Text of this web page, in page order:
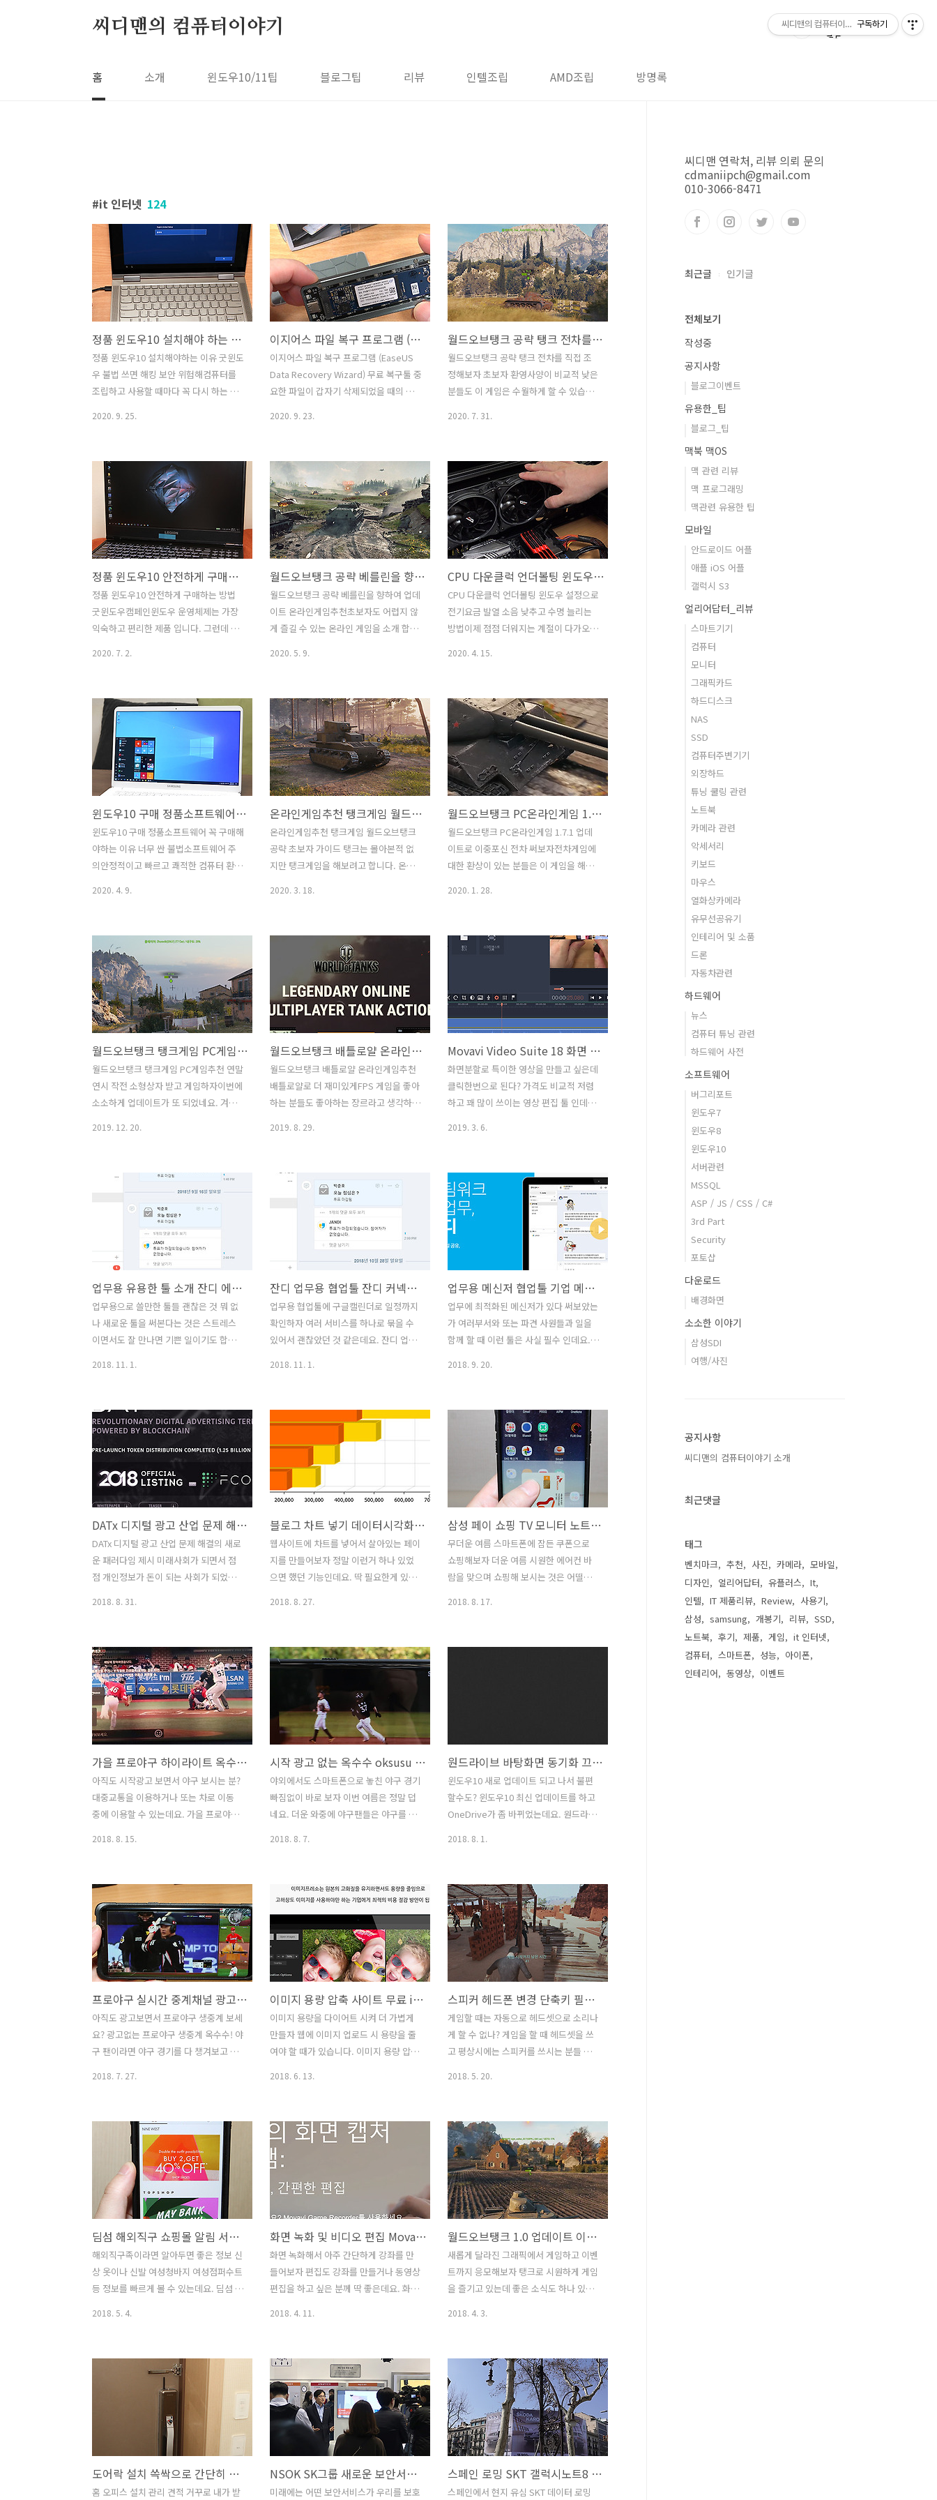
씨디맨의 컴퓨터이야기
홈 소개 윈도우10/11팁 블로그팁 리뷰 인텔조립 AMD조립 방명록
it 인터넷 124
정품 윈도우10 설치해야 하는 이유 굿윈도우 불법 쓰면 해킹 보안 위험해
정품 윈도우10 설치해야하는 이유 굿윈도
우 불법 쓰면 해킹 보안 위험해컴퓨터를
조립하고 사용할 때마다 꼭 다시 하는 작
법 운영체제를 설치하는 분들이 꽤 있는
듯하여, 정품 윈도우10 설치해야 하는 이
유에 대해서 이야기해보려고 합니다. 마
이크로소프트 굿윈도우 캠페인에 대해서
설명하면서 불법 쓰면 해킹 보안 위험해
지는 부분에 대해서도 설명을 해보려고
합니다. 컴퓨터 조립을 할 때는 비싼 시스
템을 구성을 하고 난 뒤 운영체제에는 이
상하게 비용을 들이는것에 인색한 분들이
있습니다. 아주 오래전에는 불법 운영체
제를 쓰는게 좀 당연시 되던 때가 있었는
죠. 운영체..
2020. 9. 25.
이지어스 파일 복구 프로그램 (EaseUS Data Recovery Wizard) 무료 복구툴
이지어스 파일 복구 프로그램 (EaseUS
Data Recovery Wizard) 무료 복구툴 중
요한 파일이 갑자기 삭제되었을 때의 당
이용하면 쉽게 파일 복구가 가능합니다.
지워진 파일은 지켜야할 부분만 지켜진다
면 대부분은 복구가 가능합니다. EaseUS
Data Recovery Wizard는 기본적으로
무료 복구툴로 2GB까지 복구가 가능합니
다. 근데 큰 용량의 파일을 복구할 때에는
유료 결제해서 사용하는 유료툴 입니다.
참고로 저도 수많은 복구툴을 써 봤지만
무료툴중에 쓸만한 것은 많지는 않습니
다. 대부분은 복구율이 높고 좋은 툴들은
유료툴이긴 합니다. EaseUS..
2020. 9. 23.
월드오브탱크 공략 탱크 전차를 직접 조정해보자 초보자 환영
월드오브탱크 공략 탱크 전차를 직접 조
정해보자 초보자 환영사양이 비교적 낮은
분들도 이 게임은 수월하게 할 수 있습니
니다. 탱크 전차를 직접 조정해보는 게임
인데요. 초보자도 어렵지 않게 할 수 있다
는게 장점 입니다. 게임은 무료게임이며,
게임 내에서 필요한 전차등은 구매할 수
도 있습니다. PC온라인게임이라 퀄리티
도 좋습니다. 다양한 전장과 부드러운 조
작감, 주변에 볼만한 풍경도 멋지게 펼쳐
지는데요. 실제 게임을 하는 모습 입니다.
탱크를 조작하는 방법은 마우스와 키보드
만 이용하면되고 키도 몇개 안되어서 조
작이 무척 쉽습니다. 원래 게임 조작은 쉽
..
2020. 7. 31.
정품 윈도우10 안전하게 구매하는 방법 굿윈도우캠페인
정품 윈도우10 안전하게 구매하는 방법
굿윈도우캠페인윈도우 운영체제는 가장
익숙하고 편리한 제품 입니다. 그런데 생
컴퓨터를 안전하게 오래 사용할 수 있는
가장 좋은 방법을 설명하는데요. 정품 윈
도우10을 쓰는 이유는 보안 강화와 편리
성 입니다. 정가보다 터무니없이 저렴하
게 판매하는 윈도우 운영체제와 오피스
제품들이 있는데요. 여기에는 함정이 있
습니다. 불법 유통 제품들을 구매할 경우
해킹 당하거나 디바이스에 저장한 개인정
보나 중요한 파일이 유출될 수 도 있습니
다. 그냥 싸다는 이유만으로 구매하면 뭔
가 찝찝하고 불안한 상태에서 계속 사용
않은 노트북을 구매..
2020. 7. 2.
월드오브탱크 공략 베를린을 향하여 업데이트 온라인게임추천
월드오브탱크 공략 베를린을 향하여 업데
이트 온라인게임추천초보자도 어렵지 않
게 즐길 수 있는 온라인 게임을 소개 합니
요. 그전에는 한번 죽으면 다시 새 게임을
해야했는데 이제는 좀 다른 방식으로 진
행을 하다보니 고지를 점령하는 동안에는
다시 리스폰이 가능하더군요. 방향키와
마우스만 조작해서 할 수 있는 게임으로
어렵지 않게 게임을 할 수 있는데요. 물론
그렇다고 그냥 단순히 쉬운 게임은 아닙
니다. 탱크를 실제로 조정할 때 필요한 스
킬(?) 과 조준 그리고 회피하는 능력이 있
어야 합니다. 베를린을향하여 :
https://worldoftanks.asia/ko/news/game-
2020. 5. 9.
CPU 다운클럭 언더볼팅 윈도우 설정으로 전기요금 발열 소음 낮추고 수명 늘리는 방법
CPU 다운클럭 언더볼팅 윈도우 설정으로
전기요금 발열 소음 낮추고 수명 늘리는
방법이제 점점 더워지는 계절이 다가오고
요금 발열 소음 낮추고 메인보드의 수명
도 연장할 수 있습니다. 방법은 어렵지는
않은데요. 과거에는 바이오스 설정에서
오버클럭이 아니라 다운클럭을 해서 클럭
을 낮추는 방법도 소개한 적이 있는데요.
근데 문제라면 그렇게 하면 성능이 낮아
지게 되는데 가끔 고사양 작업도 해야하
죠. 변경을 자주 수시로 바꾸려면 이 방법
은 좀 번거롭습니다. 그래서 이번 시간에
는 아주 쉽게 절전과 고성능 모드를 변경
하면서 쓰는 방법도 소개하려고 합니다.
2020. 4. 15.
윈도우10 구매 정품소프트웨어 꼭 구매해야하는 이유 너무 싼 불법소프트웨어 주의
윈도우10 구매 정품소프트웨어 꼭 구매해
야하는 이유 너무 싼 불법소프트웨어 주
의안정적이고 빠르고 쾌적한 컴퓨터 환경
전하다는 뜻 입니다. 너무 저렴한 불법소
프트웨어 경우 주의가 필요합니다. 윈도
우10 구매를 생각하는 분들은 컴퓨터 구
매하고 난 뒤 운영체제 설치를 고민하는
분들이 있을테고, 윈도우7 기술지원이 종
료되면서 윈도우10으로 업그레이드를 생
각하는 분들이 있을것 입니다. 운영체제
를 설치하는데 있어서 좀 더 저렴하게 구
매를 하기 위해서 불법으로 설치하거나
또는 아주 저렴하게 판매하는 잘못된 제
품을 구매하는 오류를 범해서는 안됩니
구매 시 정품을 ..
2020. 4. 9.
온라인게임추천 탱크게임 월드오브탱크 공략 초보자 가이드
온라인게임추천 탱크게임 월드오브탱크
공략 초보자 가이드 탱크는 몰아본적 없
지만 탱크게임을 해보려고 합니다. 온라
법을 소개하려고 합니다. 탱크는 원래 조
정이 엄청 어려울겁니다. 그래서 운전자
도 있고 사수도 있고 부사수도 있고 여러
명이 탱크를 조정하겠죠. 탱크는 조정해
본적은 없지만 군대에서 본적은 있죠. 엄
청 큰 소음과 묵직한 느낌 개인적으로는
너무 좋았는데요. 근데 다양한 세계의 전
차들을 몰아보면서 게임을 할 수 있습니
다. 월드오브탱크를 설치하면요. 이 게임
은 무료게임입니다. 그냥 설치해서 바로
회원가입만 하면 할 수 있는데요. 물론 프
으로 시작할 수 는 있..
2020. 3. 18.
월드오브탱크 PC온라인게임 1.7.1 업데이트로 이중포신 전차 써보자
월드오브탱크 PC온라인게임 1.7.1 업데
이트로 이중포신 전차 써보자전차게임에
대한 환상이 있는 분들은 이 게임을 해보
요. 곧 업데이트가 되겠죠. 월드오브탱크
에서 게임을 진행하면 탱크를 계속 업그
레이드를 할 수 있는데요. 6단계 전차를
운용하면서 8단계 이중 포신 전차를 연구
및 구매를 해야 합니다. 단계별로 업그레
이드를 해야 하는 형태로 경험치를 많이
쌓기 위해서 게임을 계속 해야하는데요.
월드오브탱크는 PC온라인게임 무료게임
이지만, 지속적으로 업데이트를 해주고
있습니다. 물론 쓸만한 탱크를 바로 구매
하는 방법도 있지만, 계속 업그레이드해
게이밍으로..
2020. 1. 28.
월드오브탱크 탱크게임 PC게임추천 연말연시 작전 소형상자 받고 게임하자
월드오브탱크 탱크게임 PC게임추천 연말
연시 작전 소형상자 받고 게임하자이번에
소소하게 업데이트가 또 되었네요. 겨울
작전을 통해서 소형상자 받고 게임할 수
있는데요. 월드오브탱크 탱크게임은 공략
법은 그렇게 어렵진 않습니다. 게임 방법
이 쉬우면서도 나름 사실 어려운 게임이
긴 하죠. 조작하는 키는 몇개 안되어서 누
구나 재미있게 즐길 수 있는 게임 입니다.
탱크도 여러가지가 있는데 주변 장애물을
잘 이용해서 싸우면 유리하게 싸울 수 있
습니다. 물론 게임을 하면서 계속 탱크를
업그레이드 하는 것이 중요 합니다. 2D 그
래픽의 탱크게임은 아닙니다. 그래픽과
할 ..
2019. 12. 20.
월드오브탱크 배틀로얄 온라인게임추천 배틀로얄로 더 재미있게
월드오브탱크 배틀로얄 온라인게임추천
배틀로얄로 더 재미있게FPS 게임을 좋아
하는 분들도 좋아하는 장르라고 생각하는
볼건데요. 근데 모드가 더 추가될 것으로
예정이 되어있습니다. 기존에도 큰 업데
이트가 한번 있었는데 또 다른 업데이트
가 추가되면서 모드가 계속 추가가 되네
요. 이 게임의 경우 144Hz 모니터도 지원
을하고 빠른 움직임 그리고 정밀 타격, 탱
크를 직접 몰아본다는 그런 느낌 때문에
처음에 게임을 할 때 빠르게 빠져듭니다.
그런데 게임이 비교적 단순하고 어렵지
않아보여서 더 좋았습니다. 하지만 실제
로 게임을 할 때 머리를 많이 써야 하는데
간이 걸리..
2019. 8. 29.
Movavi Video Suite 18 화면 분할 쉽게 Movavi로 영상 제작
화면분할로 특이한 영상을 만들고 싶은데
클릭한번으로 된다? 가격도 비교적 저렴
하고 꽤 많이 쓰이는 영상 편집 툴 인데요.
도 없이 너무 쉽긴 한데요. Movavi Video
Suite 18는 쉬운 인터페이스로 배우기가
쉽고 한국어도 지원을해서 좋은데요. 가
격도 고가의 전문가툴에 비해서 저렴하다
는 장점도 가지고 있습니다. 과거에는 어
려운 인터페이스의 영상 제작툴을 배워서
쓰는게 뭔가 배움의 과정이고 어려우면서
도 대단해보였는데요. 그런데 이제는 더
쉽게 간단하게 적용하는 방법들이 쉽게
공유되고 있습니다. 1인 미디어가 많아지
면서 영상 제작 툴에도 사람들 관심이 많
2019. 3. 6.
업무용 유용한 툴 소개 잔디 에버노트 SendAnywhere 9선
업무용으로 쓸만한 툴들 괜찮은 것 뭐 없
나 새로운 툴을 써본다는 것은 스트레스
이면서도 잘 만나면 기쁜 일이기도 합니
툴로 다양한 프로그램을 써 봤지만 여러
가지 이유로 정말 다양한 툴을 실제 업무
가 말아버리는 툴도 많지만 계속 쓰는 툴
들도 많죠. 많은 사람들과 동시에 업무를
하다보면 다양한 툴을 쓸 수 밖에 없는데
요. 일의 효율을 더 높이기 위해서 그리고
관리를 위해서도 필요해서 입니다. 여러
가지 툴을 소개해 봅니다. 필요하신 툴은
설치해서 써보시면 좋을듯해요. 업무용
유용한 툴 소개 잔디 에버노트
2018. 11. 1.
잔디 업무용 협업툴 잔디 커넥트로 구글캘린더 연동하기
업무용 협업툴에 구글캘린더로 일정까지
확인하자 여러 서비스를 하나로 묶을 수
있어서 괜찮았던 것 같은데요. 잔디 업무
법은 소개 했는데요. 커넥트에서는 다양
한 서비스를 연동 할 수 있습니다. 구글캘
린더는 아마 많은 분들이 자주 쓰는 서비
스일텐데요. 일정을 정리하기 위해서 많
이 쓰죠. 일정을 등록하자마자 협업툴에
도 나타나므로 직접 띄워서 보는 것은 아
니지만 놓치지 않고 일정을 확인할 수 있
네요. 잔디 업무용 협업툴를 사용 중 인데
요. 잔디 업무용 협업툴 잔디 커넥트로 구
글캘린더 연동하기 근데 잔디 커넥트에
있는 서비스들은 무료로 사용이 가능 한
있는데요. ..
2018. 11. 1.
업무용 메신저 협업툴 기업 메신저에 딱 맞춰진 잔디 써보자
업무에 최적화된 메신저가 있다 써보았는
가 여러부서와 또는 파견 사원들과 일을
함께 할 때 이런 툴은 사실 필수 인데요.
하게 사용이 가능합니다. 업무용 메신저
협업툴 잔디 기업 메신저로 효율적으로
업무를 할 수 있도록 도와주는 많은 기능
을 가지고 있는데요. 할 일 목록을 정해서
알려주거나 여러 팀을 만들고 같이 대화
를 나눌 사람을 초대하여 업무지시나 또
는 토론을 할 수 있습니다. 군더더기 없는
디자인에 빠른 속도 그리고 여러 편의 기
능때문에 앞으로 어떻게 더 발전할지가
기대되는 툴이었는데요. 효과적인 팀워크
를 위한 협업툴을 실제로 제가 처음 사용
무용 메신..
2018. 9. 20.
DATx 디지털 광고 산업 문제 해결의 새로운 패러다임 제시
DATx 디지털 광고 산업 문제 해결의 새로
운 패러다임 제시 미래사회가 되면서 점
점 개인정보가 돈이 되는 사회가 되었습
까지의 전통적인 광고 산업에서는 개인의
행동이나 정보가 특정 회사에 소유화 되
면서 문제가 있었습니다. 개인정보의 무
자비한 수집과 개인의 무관심 때문에 자
신의 정보가 쉽게 유출될 수 있는 상황이
되어버렸죠. 블록체인 프로젝트인 DATx
는 유저 데이터를 탈중앙화 하여 분산 및
암호화를 하여 통합하여 사용할 수 있도
록 합니다. 블록체인을 이용하여 각 블록
에 있는 분산형 데이터를 집합시켜서 온
전한 유저 데이터를 만들 수 있는데요.
운..
2018. 8. 31.
블로그 차트 넣기 데이터시각화 차트 솔루션 데이터플래닛 쓰자
웹사이트에 차트를 넣어서 살아있는 페이
지를 만들어보자 정말 이런거 하나 있었
으면 했던 기능인데요. 딱 필요한게 있었
차트 넣기를 하려면 제 경우에는 원래 프
로그램을 써서 차트를 직접 만든뒤 넣었
해서 차트를 넣는 방법도 있는데요. 다만
프로그램을 꼭 실행해야해서 급하게 차트
를 넣어야 할 경우에 좀 애매한 경우가 생
기는데요. 웹사이트에 접속해서 바로 차
트를 만드는 방법이 있어서 설명을 해보
려고 합니다. 차트는 웹 기반인 곳에 어디
든 올릴 수 있고 쇼셜공유도 가능했는데
요. 블로그 차트 넣기 데이터시각화 차트
https://www.d..
2018. 8. 27.
삼성 페이 쇼핑 TV 모니터 노트북 싸게 사는 방법 삼페쇼핑
무더운 여름 스마트폰에 잠든 쿠폰으로
쇼핑해보자 더운 여름 시원한 에어컨 바
람을 맞으며 쇼핑해 보시는 것은 어떨까
더 저렴하게 살 수 있어요. 삼성 페이 쇼핑
이것을 어떻게 활용할 수 있는지 살펴보
겠습니다. 그리고 10000P를 쉽게 얻는 방
법도 알아보도록 할께요. 삼성 페이는 정
말 너무 편합니다. 요즘 밖에 나갈 때 지갑
안들고 나갔다고 걱정하는 분은 없죠. 삼
2018. 8. 17.
가을 프로야구 하이라이트 옥수수 켜고 대중교통에서도 보자
아직도 시작광고 보면서 야구 보시는 분?
대중교통을 이용하거나 또는 차로 이동
중에 이용할 수 있는데요. 가을 프로야구
요. 가을 프로야구 생중계와 하이라이트
를 챙겨보시는 분들이라면 야구팬이겠
죠.? 직접 야구경기를 보면 최고겠지만 못
본 경기를 챙겨보는 방법은 옥수수
(oksusu)가 있다면 쉽게 가능 합니다. 시
작 광고도 없고 무료이므로 바로 바로 찾
아볼 수 있습니다. 스마트폰을 꺼내서 몇
번만 누르면 바로 못 봤던 경기를 챙겨볼
수 있습니다. 가을 프로야구 하이라이트
옥수수 켜고 대중교통에서도 보자 옥수수
oksusu 앱을 설치해주세요. 통신사를 가
2018. 8. 15.
시작 광고 없는 옥수수 oksusu 프로야구 하이라이트 챙겨보자
야외에서도 스마트폰으로 놓친 야구 경기
빠짐없이 바로 보자 이번 여름은 정말 덥
네요. 더운 와중에 야구팬들은 야구를 봅
는 옥수수 oksusu 프로야구는 처음 들어
갈 때 몇 초 기다려야 하는 시간 없이 바로
볼 수 있는데요. 덕분에 야외에서 보고 싶
은 장면만 빠르게 챙겨 보고 싶을 때 스트
레스 받지 않고 바로 볼 수 있습니다. 급한
데 뭔가 못하게 막고 있을 때 답답하죠. 이
제는 그런 답답한 느낌 없이 바로 바로 볼
수 있습니다. 게다가 통신 3사 고객 누구
나 무료 입니다. 시작 광고 없는 옥수수
oksusu 프로야구 하이라이트 챙겨보자
2018. 8. 7.
원드라이브 바탕화면 동기화 끄는 방법 장점 단점
윈도우10 새로 업데이트 되고 나서 불편
할수도? 윈도우10 최신 업데이트를 하고
OneDrive가 좀 바뀌었는데요. 원드라이
분 입니다. 원드라이브 바탕화면 동기화
끄는 방법을 사람들이 찾는 이유는 갑자
기 원드라이브로 바탕화면 경로가 들어가
버렸기 때문입니다. 그래서 바탕화면에
넣은 파일도 이제는 원드라이브에 동기화
가 되기 시작했습니다. 물론 장점으로는
바탕화면에 그냥 파일 놓아도 동기화가
되어서 손실 위험이 적어집니다. 반대로
불편한것은 원드라이브 공간만큼만 바탕
화면에 파일 보관이 가능하게 됩니다. 원
드라이브 바탕화면 동기화 끄는 방법 장
두면 이제는 파..
2018. 8. 1.
프로야구 실시간 중계채널 광고 없이 옥수수(oksusu)로 보자
아직도 광고보면서 프로야구 생중계 보세
요? 광고없는 프로야구 생중계 옥수수! 야
구 팬이라면 야구 경기를 다 챙겨보고 싶
통신3사 고객 누구나 무료로 바로 볼 수
있습니다. 프로야구 실시간 생중계 볼 때,
포털사이트의 경우 처음 몇 초의 광고가
나오고 시작하는데 반해서 옥수수에서는
시작 광고 없이 바로 중계가 시작됩니다.
동시화면을 통해서 5개의 화면을 볼 수 있
는데요. 덕분에 빠르게 넘겨보면서 놓치
지 않고 모든 경기를 동시에 볼 수 도 있습
니다. 하나라도 놓치고 싶지 않은 분들께
좋은 서비스를 제공 하는데요. 시작 광고
를 보지 않고, 프로야구 실시간 중계를 볼
2018. 7. 27.
이미지 용량 압축 사이트 무료 imgpresso 유료 기업용 솔루션
이미지 용량을 다이어트 시켜 더 가볍게
만들자 웹에 이미지 업로드 시 용량을 줄
여야 할 때가 있습니다. 이미지 용량 압축
압축 사이트에서 10개의 이미지를 무료로
압축 할 수 있으니 급할 때는 써봐도 좋습
니다. 실제로 써보니 별도의 프로그램 설
치 없이 간단하게 이미지를 압축 할 수 있
었습니다. 압축률을 높이면 최대 90%까
지 압축이 가능한데요. 용량은 확 줄어들
지만 눈으로 보기에는 이미지가 거의 비
슷해보입니다. 덕분에 웹사이트가 더 가
벼워질 수 있죠. imgPresso 사이트에서
고화질 이미지 압축 솔루션을 제공 하는
데요. 그럼 써볼까요. 이미지 용량 압축 사
2018. 6. 13.
스피커 헤드폰 변경 단축키 필요 없다 자동 변경 윈도우10 팁
게임할 때는 자동으로 헤드셋으로 소리나
게 할 수 없나? 게임을 할 때 헤드셋을 쓰
고 평상시에는 스피커를 쓰시는 분들 보
했을 텐데요. 스피커 헤드셋 변경 할 때 프
로그램을 쓰셔서 단축키로 바꾸신 분들도
있을테고 그걸 모르셨던 분들은 소리 설
정에서 일일이 상황에 따라 출력 오디오/
마이크를 변경해서 쓰셨을 겁니다. 근데
배틀그라운드 게임 할 때는 자동으로 헤
드셋으로 설정이 되고 게임을 끄면 자동
으로 2.1 채널 책상위에 있는 스피커에서
소리가 나오는 방법을 소개 합니다. 배틀
그라운드 게임은 솔로 플레이 할 것이 아
니라면 헤드셋이 사실 필수인 게임인데
2018. 5. 20.
딤섬 해외직구 쇼핑몰 알림 서비스 선택해서 받아보자
해외직구족이라면 알아두면 좋은 정보 신
상 옷이나 신발 여성청바지 여성점퍼수트
등 정보를 빠르게 볼 수 있는데요. 딤섬 해
알림 서비스는 수많은 해외 직구 쇼핑몰
에서 세일 정보들을 선택적으로 받아 볼
수 있습니다. 지금 200여개 정도의 해외
쇼핑몰 리스트가 추가되어 있습니다. 놓
치기 쉬운 정보들을 한 화면에서 모아서
볼 수 있으니 괜찮고 만약 어떤 제품을 구
매하기 위해서 일일이 링크를 입력하거나
즐겨찾기를 이용했다면 이곳에서 좀 더
편하게 사용이 가능 합니다. 광고도 없고
2018. 5. 4.
화면 녹화 및 비디오 편집 Movavi Screen Capture Studio
화면 녹화해서 아주 간단하게 강좌를 만
들어보자 편집도 강좌를 만들거나 동영상
편집을 하고 싶은 분께 딱 좋은데요. 화면
인터페이스가 장점 입니다. 화면 녹화 및
비디오 편집 프로그램 중 Movavi
Screen Capture Studio는 상당히 쉬운
방법으로 사용하게 되어있어서 별다르게
뭔가 배우지 않아도 바로 익히고 사용할
수 있습니다. 4K 녹화 및 편집까지 가능하
며 속도고 무척 빠른 편입니다. 동영상 편
집의 경우에 매빅프로로 촬영한 영상도
아주 빠르게 편집이 가능해서 최신 장비
2018. 4. 11.
월드오브탱크 1.0 업데이트 이벤트 무작위 전투로 토큰 얻고 상품도
새롭게 달라진 그래픽에서 게임하고 이벤
트까지 응모해보자 탱크로 시원하게 게임
을 즐기고 있는데 좋은 소식도 하나 있네
올라가면 상품이 있네요. 게임월드오브탱
크 1.0 업데이트로 더 좋아진 HD그래픽과
달라진 전장을 달리면서 게임도 하고 이
벤트도 응모를 해보죠. 1등 상품은 무려
ALIENWARE 17 입니다. 2위-251위는 인
텔 코어 i7 프로세서를 준다고 합니다. 이
벤트 기간내에 응모해야하니 당장 설치해
보아요. 게임을 즐기면서 좋아진 좋아진
그래픽 그리고 새로 추가된 맵과 사운드
2018. 4. 3.
도어락 설치 쓱싹으로 간단히 해결! 보일러 벽걸이티비 에어컨 설치도 가능
홈 오피스 설치 관리 견적 거꾸로 내가 받
NSOK SK그룹 새로운 보안서비스, 미래도시에 대한 비전 체험
미래에는 어떤 보안서비스가 우리를 보호
스페인 로밍 SKT 갤럭시노트8 로밍 속도 후기
스페인에서 현지 유심 SKT 데이터 로밍
씨디맨 연락처, 리뷰 의뢰 문의
cdmaniipch@gmail.com
010-3066-8471
최근글 인기글
전체보기
작성중
공지사항
블로그이벤트
유용한_팁
블로그_팁
맥북 맥OS
맥 관련 리뷰
맥 프로그래밍
맥관련 유용한 팁
모바일
안드로이드 어플
애플 iOS 어플
갤럭시 S3
얼리어답터_리뷰
스마트기기
컴퓨터
모니터
그래픽카드
하드디스크
NAS
SSD
컴퓨터주변기기
외장하드
튜닝 쿨링 관련
노트북
카메라 관련
악세서리
키보드
마우스
열화상카메라
유무선공유기
인테리어 및 소품
드론
자동차관련
하드웨어
뉴스
컴퓨터 튜닝 관련
하드웨어 사전
소프트웨어
버그리포트
윈도우7
윈도우8
윈도우10
서버관련
MSSQL
ASP / JS / CSS / C#
3rd Part
Security
포토샵
다운로드
배경화면
소소한 이야기
삼성SDI
여행/사진
공지사항
씨디맨의 컴퓨터이야기 소개
최근댓글
태그
벤치마크 추천 사진 카메라
모바일
디자인
얼리어답터 유플러스
It
인텔
IT 제품리뷰 Review
사용기
삼성
samsung 개봉기 리뷰
SSD
노트북
후기 제품 게임
it 인터넷
컴퓨터
스마트폰 성능
아이폰
인테리어
동영상 이벤트
씨디맨의 컴퓨터이야기구독하기